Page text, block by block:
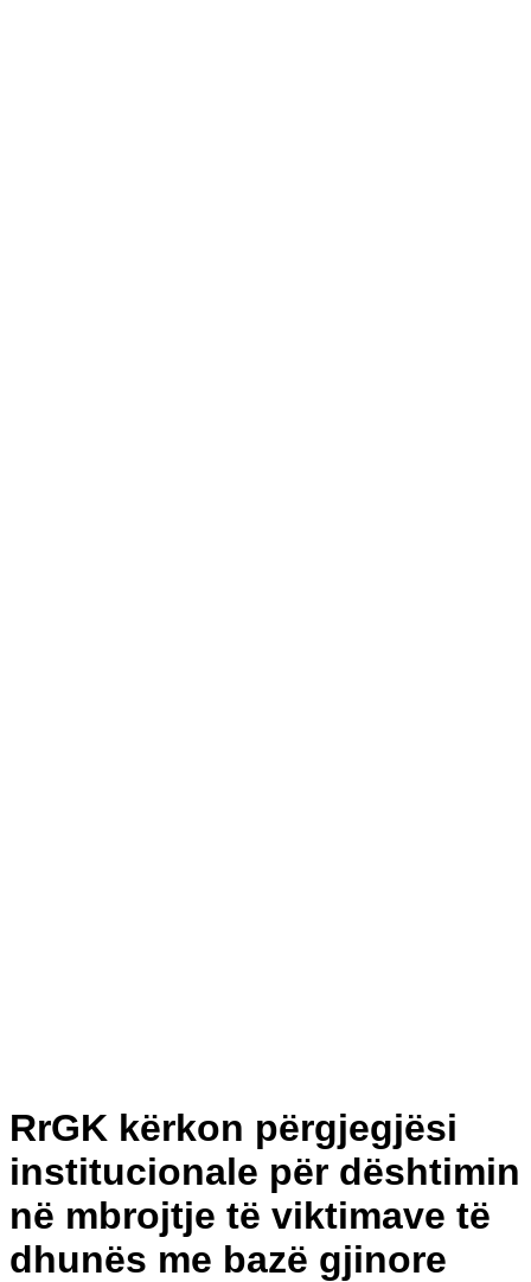
RrGK kërkon përgjegjësi
institucionale për dështimin
në mbrojtje të viktimave të
dhunës me bazë gjinore